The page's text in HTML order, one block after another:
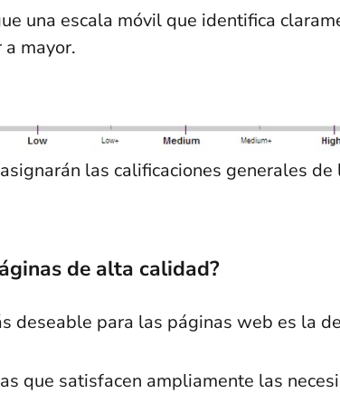
una escala móvil que identifica
mayor.
las calificaciones generales
de alta calidad?
deseable para las páginas web es la
que satisfacen ampliamente las